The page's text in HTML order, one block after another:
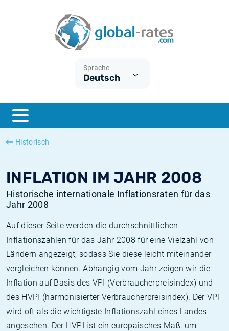
Sprache
Deutsch
Historisch
INFLATION IM JAHR 2008
Historische internationale Inflationsraten für das
Jahr 2008
Auf dieser Seite werden die durchschnittlichen
Inflationszahlen für das Jahr 2008 für eine Vielzahl von
Ländern angezeigt, sodass Sie diese leicht miteinander
vergleichen können. Abhängig vom Jahr zeigen wir die
Inflation auf Basis des VPI (Verbraucherpreisindex) und
des HVPI (harmonisierter Verbraucherpreisindex). Der VPI
wird oft als die wichtigste Inflationszahl eines Landes
angesehen. Der HVPI ist ein europäisches Maß, um
ESTER
SONIA
Was ist die VPI-Inflation?
Was ist die HVPI-Inflation?
Deutsche inflation
Europäische inflation
Historische Euribor-Sätze
Historische ESTER-Sätze
Historische SOFR-Sätze
Historische SONIA-Sätze
Inflationsrechner